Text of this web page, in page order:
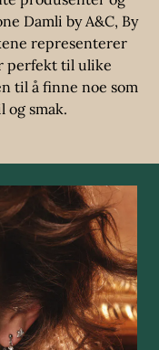
Damli by A&C, By
representerer
perfekt til ulike
til å finne noe som
og smak.